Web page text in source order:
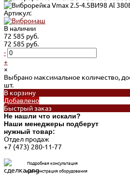
Артикул:
В наличии
72 585 руб.
72 585 руб.
-
+
×
Выбрано максимальное количество,
шт.
В корзину
Добавлено
Быстрый заказ
Не нашли что искали?
Наши менеджеры подберут
нужный товар:
Отдел продаж
+7 (473) 280-11-77
Подробная консультация
и демонстрация оборудования